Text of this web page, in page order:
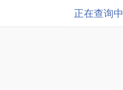
正在查询中